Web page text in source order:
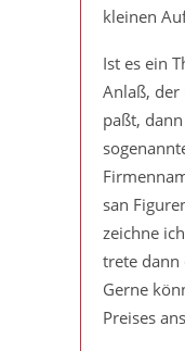
kleinen
Ist es ein
Anlaß, der
paßt,
san
zeichne
trete dann
Gerne
Preises